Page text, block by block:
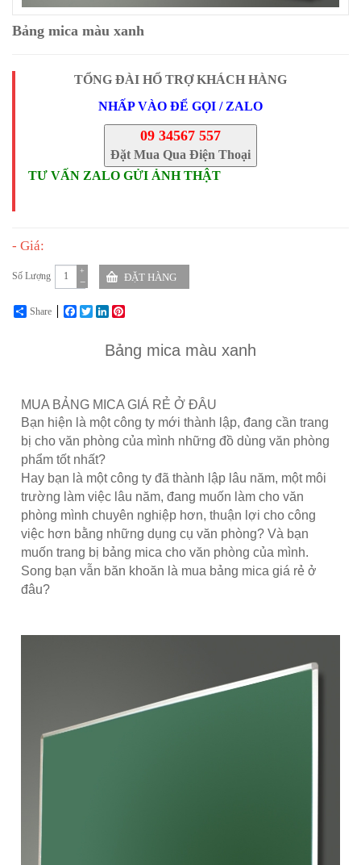
Bảng mica màu xanh
TỔNG ĐÀI HỔ TRỢ KHÁCH HÀNG
NHẤP VÀO ĐỂ GỌI / ZALO
09 34567 557
Đặt Mua Qua Điện Thoại
TƯ VẤN ZALO GỬI ẢNH THẬT
- Giá:
Số Lượng −
+
Share FacebookTwitterLinkedIn
Bảng mica màu xanh
MUA BẢNG MICA GIÁ RẺ Ở ĐÂU
Bạn hiện là một công ty mới thành lập, đang cần trang
bị cho văn phòng của mình những đồ dùng văn phòng
phẩm tốt nhất?
Hay bạn là một công ty đã thành lập lâu năm, một môi
trường làm việc lâu năm, đang muốn làm cho văn
phòng mình chuyên nghiệp hơn, thuận lợi cho công
việc hơn bằng những dụng cụ văn phòng? Và bạn
muốn trang bị bảng mica cho văn phòng của mình.
Song bạn vẫn băn khoăn là mua bảng mica giá rẻ ở
đâu?